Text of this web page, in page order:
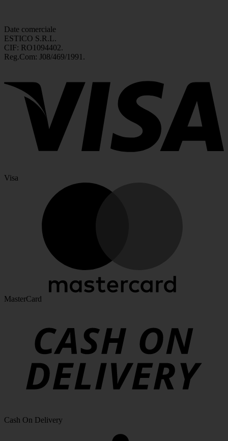
Date comerciale
ESTICO S.R.L.
CIF: RO1094402.
Reg.Com: J08/469/1991.
Visa
MasterCard
Cash On Delivery